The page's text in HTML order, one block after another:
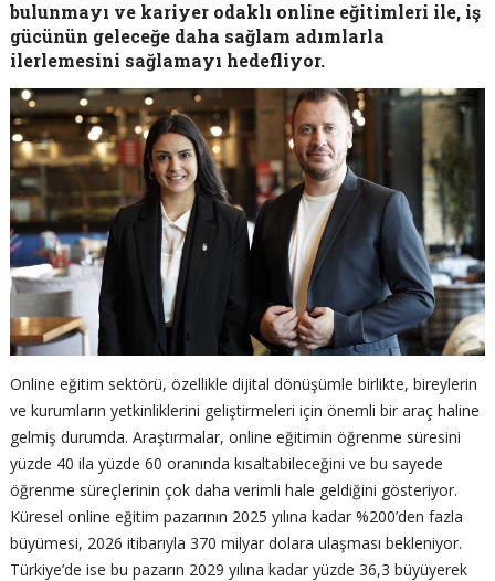
bulunmayı ve kariyer odaklı online eğitimleri ile, iş
gücünün geleceğe daha sağlam adımlarla
ilerlemesini sağlamayı hedefliyor.
Online eğitim sektörü, özellikle dijital dönüşümle birlikte, bireylerin
ve kurumların yetkinliklerini geliştirmeleri için önemli bir araç haline
gelmiş durumda. Araştırmalar, online eğitimin öğrenme süresini
yüzde 40 ila yüzde 60 oranında kısaltabileceğini ve bu sayede
öğrenme süreçlerinin çok daha verimli hale geldiğini gösteriyor.
Küresel online eğitim pazarının 2025 yılına kadar %200’den fazla
büyümesi, 2026 itibarıyla 370 milyar dolara ulaşması bekleniyor.
Türkiye’de ise bu pazarın 2029 yılına kadar yüzde 36,3 büyüyerek